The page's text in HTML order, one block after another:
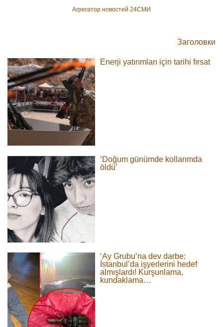
Агрегатор новостей 24СМИ
Заголовки
Enerji yatırımları için tarihi fırsat
‘Doğum günümde kollarımda
öldü’
‘Ay Grubu’na dev darbe:
İstanbul’da işyerlerini hedef
almışlardı! Kurşunlama,
kundaklama…